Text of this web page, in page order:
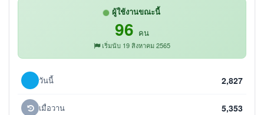
ผู้ใช้งานขณะนี้
96 คน
เริ่มนับ 19 สิงหาคม 2565
วันนี้ 2,827
เมื่อวาน 5,353